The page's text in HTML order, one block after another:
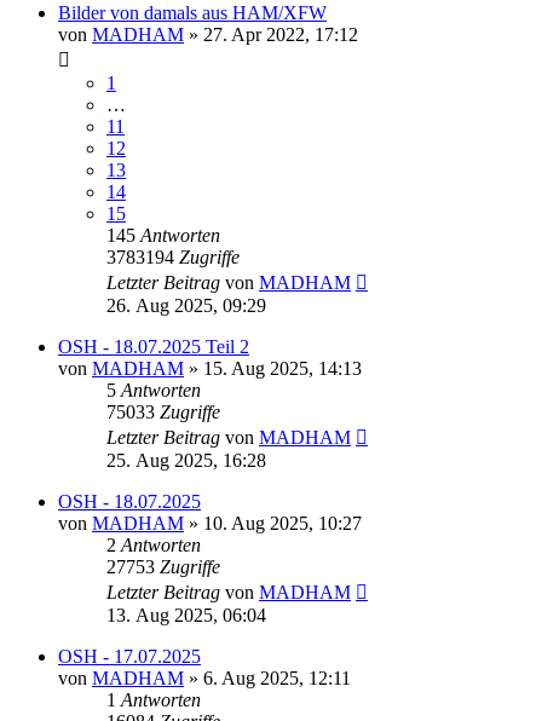
Bilder von damals aus HAM/XFW
von MADHAM » 27. Apr 2022, 17:12
1
…
11
12
13
14
15
145 Antworten
3783194 Zugriffe
Letzter Beitrag von MADHAM
26. Aug 2025, 09:29
OSH - 18.07.2025 Teil 2
von MADHAM » 15. Aug 2025, 14:13
5 Antworten
75033 Zugriffe
Letzter Beitrag von MADHAM
25. Aug 2025, 16:28
OSH - 18.07.2025
von MADHAM » 10. Aug 2025, 10:27
2 Antworten
27753 Zugriffe
Letzter Beitrag von MADHAM
13. Aug 2025, 06:04
OSH - 17.07.2025
von MADHAM » 6. Aug 2025, 12:11
1 Antworten